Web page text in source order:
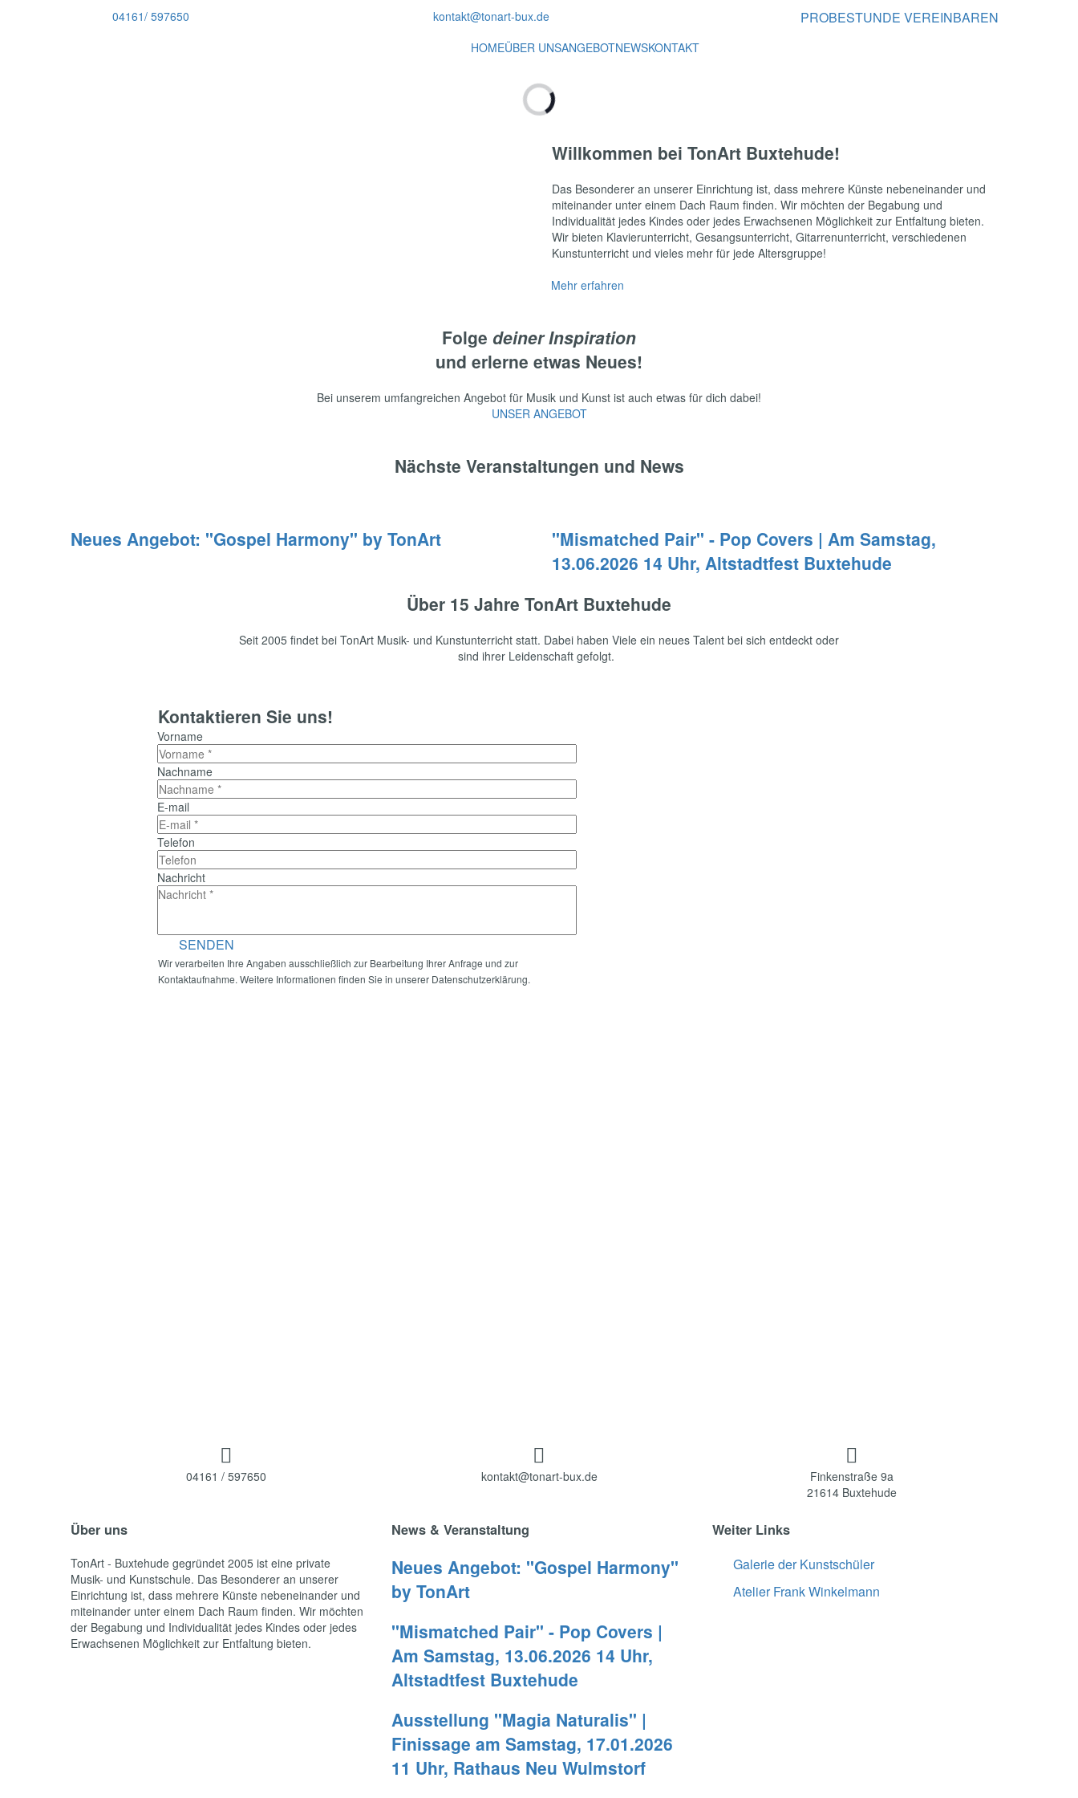
04161/ 597650 kontakt@tonart-bux.de PROBESTUNDE VEREINBAREN
HOMEÜBER UNSANGEBOTNEWSKONTAKT
Willkommen bei TonArt Buxtehude!
Das Besonderer an unserer Einrichtung ist, dass mehrere Künste nebeneinander und
miteinander unter einem Dach Raum finden. Wir möchten der Begabung und
Individualität jedes Kindes oder jedes Erwachsenen Möglichkeit zur Entfaltung bieten.
Wir bieten Klavierunterricht, Gesangsunterricht, Gitarrenunterricht, verschiedenen
Kunstunterricht und vieles mehr für jede Altersgruppe!
Mehr erfahren
Folge deiner Inspiration
und erlerne etwas Neues!
Bei unserem umfangreichen Angebot für Musik und Kunst ist auch etwas für dich dabei!
UNSER ANGEBOT
Nächste Veranstaltungen und News
Neues Angebot: "Gospel Harmony" by TonArt
"Mismatched Pair" - Pop Covers | Am Samstag,
13.06.2026 14 Uhr, Altstadtfest Buxtehude
Über 15 Jahre TonArt Buxtehude
Seit 2005 findet bei TonArt Musik- und Kunstunterricht statt. Dabei haben Viele ein neues Talent bei sich entdeckt oder
sind ihrer Leidenschaft gefolgt.
Kontaktieren Sie uns!
Vorname
Nachname
E-mail
Telefon
Nachricht
SENDEN
Wir verarbeiten Ihre Angaben ausschließlich zur Bearbeitung Ihrer Anfrage und zur
Kontaktaufnahme. Weitere Informationen finden Sie in unserer Datenschutzerklärung.

04161 / 597650

kontakt@tonart-bux.de

Finkenstraße 9a
21614 Buxtehude
Über uns
TonArt - Buxtehude gegründet 2005 ist eine private
Musik- und Kunstschule. Das Besonderer an unserer
Einrichtung ist, dass mehrere Künste nebeneinander und
miteinander unter einem Dach Raum finden. Wir möchten
der Begabung und Individualität jedes Kindes oder jedes
Erwachsenen Möglichkeit zur Entfaltung bieten.
News & Veranstaltung
Neues Angebot: "Gospel Harmony"
by TonArt
"Mismatched Pair" - Pop Covers |
Am Samstag, 13.06.2026 14 Uhr,
Altstadtfest Buxtehude
Ausstellung "Magia Naturalis" |
Finissage am Samstag, 17.01.2026
11 Uhr, Rathaus Neu Wulmstorf
Weiter Links
Galerie der Kunstschüler
Atelier Frank Winkelmann